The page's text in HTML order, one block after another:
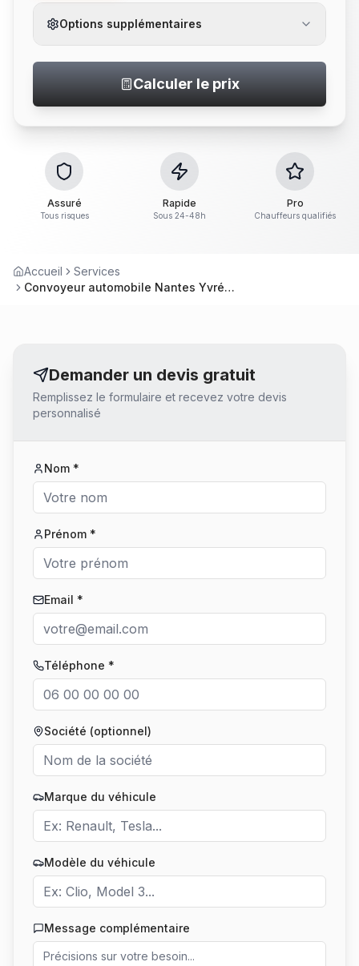
Options supplémentaires
Calculer le prix
Assuré
Tous risques
Rapide
Sous 24-48h
Pro
Chauffeurs qualifiés
Accueil
Services
Convoyeur automobile Nantes Yvré-l'Évêque – Service professionnel
Demander un devis gratuit
Remplissez le formulaire et recevez votre devis
personnalisé
Nom *
Prénom *
Email *
Téléphone *
Société (optionnel)
Marque du véhicule
Modèle du véhicule
Message complémentaire